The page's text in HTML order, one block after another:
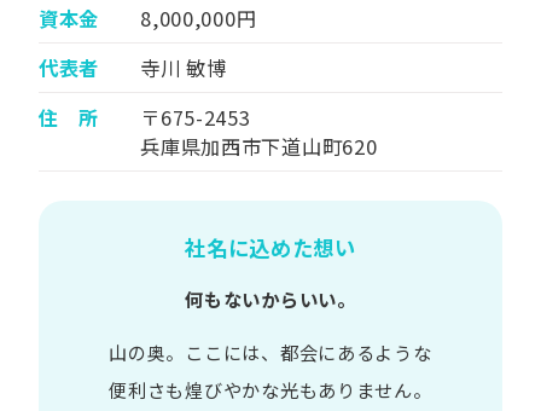
資本金
8,000,000円
代表者
寺川 敏博
住 所
〒675-2453
兵庫県加西市下道山町620
社名に込めた想い
何もないからいい。
山の​奥。​ここには、​都会に​あるような​
便利さも煌びやかな​光も​ありません。​